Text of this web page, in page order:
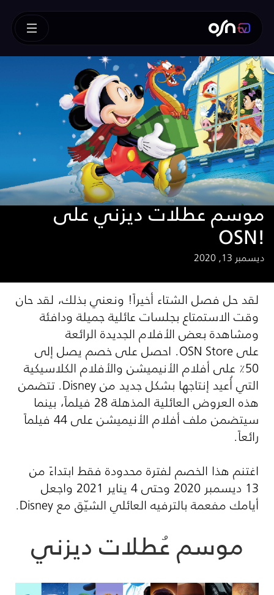
موسم عطلات ديزني على
OSN!
ديسمبر 13, 2020
لقد حل فصل الشتاء أخيراً! ونعني بذلك، لقد حان
وقت الاستمتاع بجلسات عائلية جميلة ودافئة
ومشاهدة بعض الأفلام الجديدة الرائعة
علىOSN Store. احصل على خصم يصل إلى
50٪ على أفلام الأنيميشن والأفلام الكلاسيكية
التي أُعيد إنتاجها بشكل جديد منDisney. تتضمن
هذه العروض العائلية المذهلة 28 فيلماً، بينما
سيتضمن ملف أفلام الأنيميشن على 44 فيلماً
رائعاً.
اغتنم هذا الخصم لفترة محدودة فقط ابتداءً من
13 ديسمبر 2020 وحتى 4 يناير 2021 واجعل
أيامك مفعمة بالترفيه العائلي الشيّق معDisney
.
موسم عُطلات ديزني